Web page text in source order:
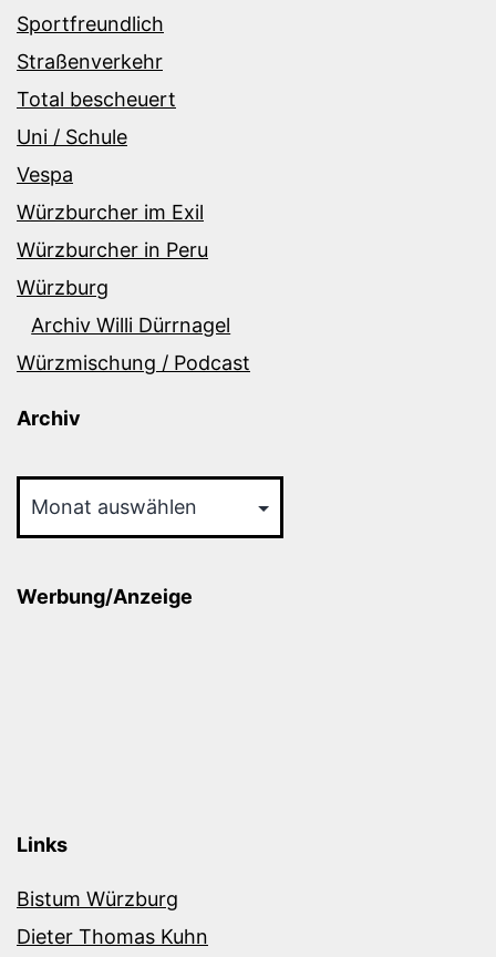
Sportfreundlich
Straßenverkehr
Total bescheuert
Uni / Schule
Vespa
Würzburcher im Exil
Würzburcher in Peru
Würzburg
Archiv Willi Dürrnagel
Würzmischung / Podcast
Archiv
Werbung/Anzeige
Links
Bistum Würzburg
Dieter Thomas Kuhn